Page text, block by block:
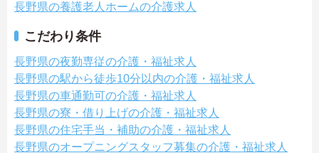
長野県の養護老人ホームの介護求人
こだわり条件
長野県の夜勤専従の介護・福祉求人
長野県の駅から徒歩10分以内の介護・福祉求人
長野県の車通勤可の介護・福祉求人
長野県の寮・借り上げの介護・福祉求人
長野県の住宅手当・補助の介護・福祉求人
長野県のオープニングスタッフ募集の介護・福祉求人